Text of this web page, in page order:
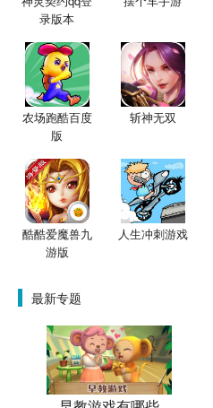
录版本
农场跑酷百度
版
斩神无双
酷酷爱魔兽九
游版
人生冲刺游戏
最新专题